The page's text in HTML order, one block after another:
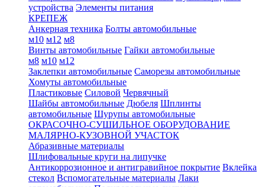
устройства Элементы питания
КРЕПЕЖ
Анкерная техника Болты автомобильные
м10 м12 м8
Винты автомобильные Гайки автомобильные
м8 м10 м12
Заклепки автомобильные Саморезы автомобильные
Хомуты автомобильные
Пластиковые Силовой Червячный
Шайбы автомобильные Дюбеля Шплинты
автомобильные Шурупы автомобильные
ОКРАСОЧНО-СУШИЛЬНОЕ ОБОРУДОВАНИЕ
МАЛЯРНО-КУЗОВНОЙ УЧАСТОК
Абразивные материалы
Шлифовальные круги на липучке
Антикоррозионное и антигравийное покрытие Вклейка
стекол Вспомогательные материалы Лаки